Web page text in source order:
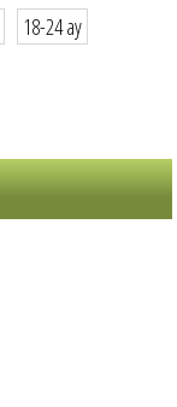
18-24 ay